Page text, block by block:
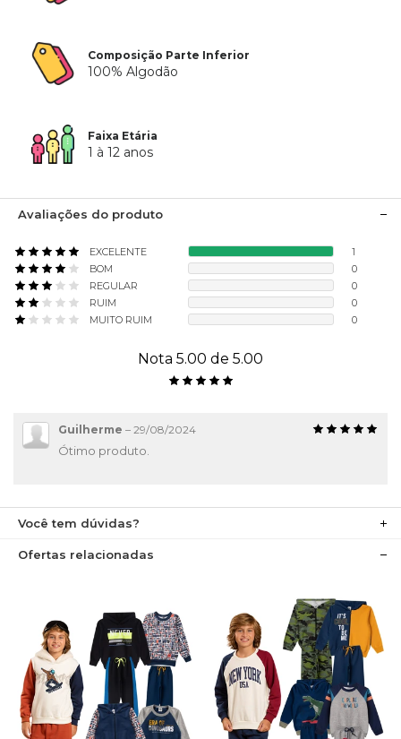
Composição Parte Inferior
100% Algodão
Faixa Etária
1 à 12 anos
Avaliações do produto
EXCELENTE
1
BOM
0
REGULAR
0
RUIM
0
MUITO RUIM
0
Nota 5.00 de 5.00
Guilherme – 29/08/2024
Ótimo produto.
Você tem dúvidas?
Ofertas relacionadas